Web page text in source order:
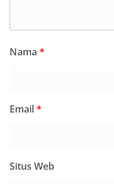
Nama *
Email*
Situs Web